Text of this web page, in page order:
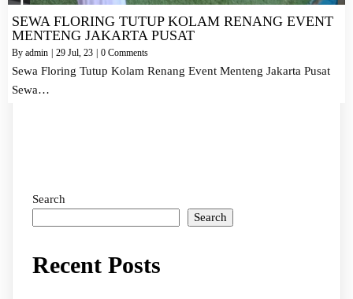
SEWA FLORING TUTUP KOLAM RENANG EVENT
MENTENG JAKARTA PUSAT
By admin 29 Jul, 23 0 Comments
Sewa Floring Tutup Kolam Renang Event Menteng Jakarta Pusat
Sewa…
Search
Search
Recent Posts